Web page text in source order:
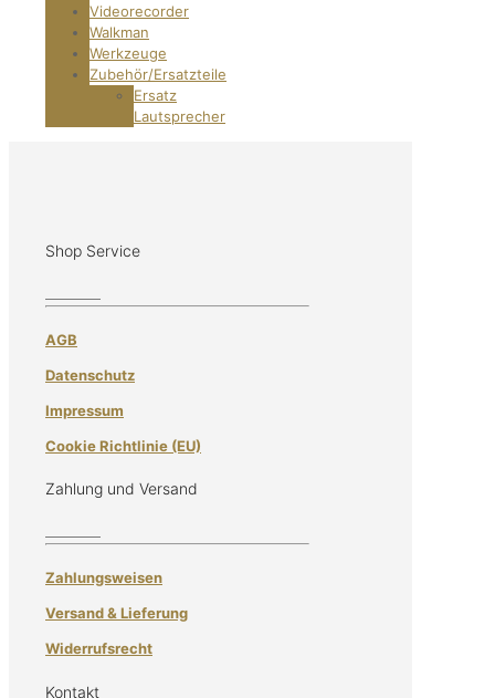
Videorecorder
Walkman
Werkzeuge
Zubehör/Ersatzteile
Ersatz
Lautsprecher
Shop Service
AGB
Datenschutz
Impressum
Cookie Richtlinie (EU)
Zahlung und Versand
Zahlungsweisen
Versand & Lieferung
Widerrufsrecht
Kontakt